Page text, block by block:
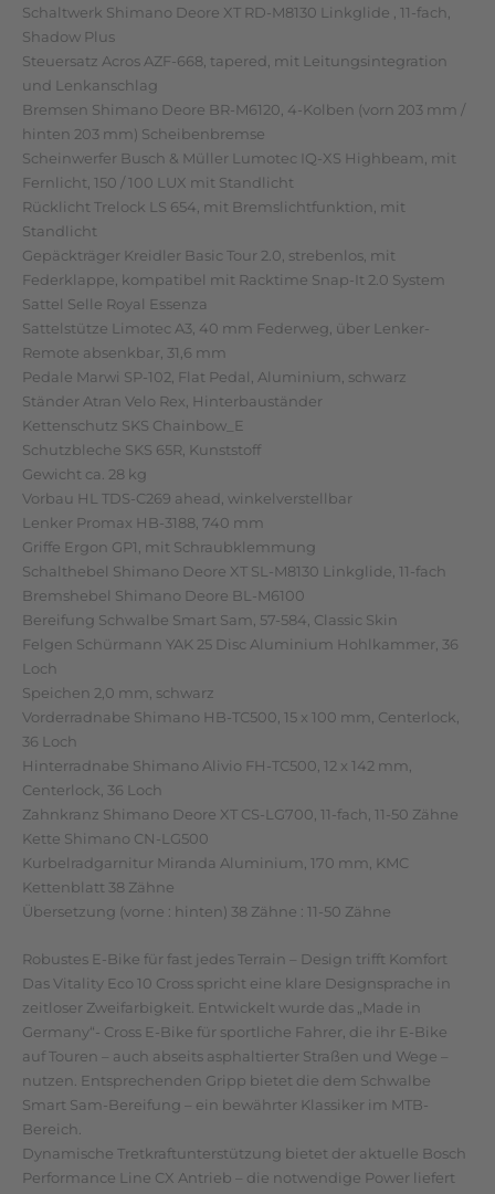
Schaltwerk Shimano Deore XT RD-M8130 Linkglide , 11-fach,
Shadow Plus
Steuersatz Acros AZF-668, tapered, mit Leitungsintegration
und Lenkanschlag
Bremsen Shimano Deore BR-M6120, 4-Kolben (vorn 203 mm /
hinten 203 mm) Scheibenbremse
Scheinwerfer Busch & Müller Lumotec IQ-XS Highbeam, mit
Fernlicht, 150 / 100 LUX mit Standlicht
Rücklicht Trelock LS 654, mit Bremslichtfunktion, mit
Standlicht
Gepäckträger Kreidler Basic Tour 2.0, strebenlos, mit
Federklappe, kompatibel mit Racktime Snap-It 2.0 System
Sattel Selle Royal Essenza
Sattelstütze Limotec A3, 40 mm Federweg, über Lenker-
Remote absenkbar, 31,6 mm
Pedale Marwi SP-102, Flat Pedal, Aluminium, schwarz
Ständer Atran Velo Rex, Hinterbauständer
Kettenschutz SKS Chainbow_E
Schutzbleche SKS 65R, Kunststoff
Gewicht ca. 28 kg
Vorbau HL TDS-C269 ahead, winkelverstellbar
Lenker Promax HB-3188, 740 mm
Griffe Ergon GP1, mit Schraubklemmung
Schalthebel Shimano Deore XT SL-M8130 Linkglide, 11-fach
Bremshebel Shimano Deore BL-M6100
Bereifung Schwalbe Smart Sam, 57-584, Classic Skin
Felgen Schürmann YAK 25 Disc Aluminium Hohlkammer, 36
Loch
Speichen 2,0 mm, schwarz
Vorderradnabe Shimano HB-TC500, 15 x 100 mm, Centerlock,
36 Loch
Hinterradnabe Shimano Alivio FH-TC500, 12 x 142 mm,
Centerlock, 36 Loch
Zahnkranz Shimano Deore XT CS-LG700, 11-fach, 11-50 Zähne
Kette Shimano CN-LG500
Kurbelradgarnitur Miranda Aluminium, 170 mm, KMC
Kettenblatt 38 Zähne
Übersetzung (vorne : hinten) 38 Zähne : 11-50 Zähne
Robustes E-Bike für fast jedes Terrain – Design trifft Komfort
Das Vitality Eco 10 Cross spricht eine klare Designsprache in
zeitloser Zweifarbigkeit. Entwickelt wurde das „Made in
Germany“- Cross E-Bike für sportliche Fahrer, die ihr E-Bike
auf Touren – auch abseits asphaltierter Straßen und Wege –
nutzen. Entsprechenden Gripp bietet die dem Schwalbe
Smart Sam-Bereifung – ein bewährter Klassiker im MTB-
Bereich.
Dynamische Tretkraftunterstützung bietet der aktuelle Bosch
Performance Line CX Antrieb – die notwendige Power liefert